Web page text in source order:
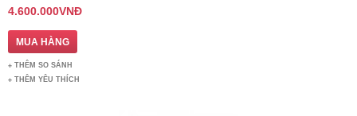
4.600.000VNĐ
THÊM SO SÁNH
THÊM YÊU THÍCH